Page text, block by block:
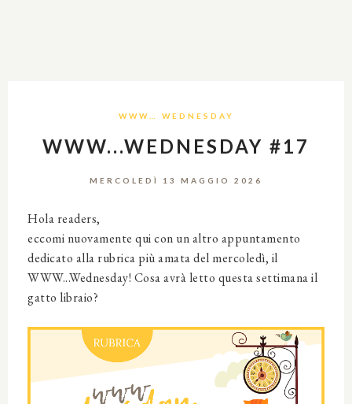
WWW… WEDNESDAY
WWW...WEDNESDAY #17
MERCOLEDÌ 13 MAGGIO 2026
Hola readers,
eccomi nuovamente qui con un altro appuntamento
dedicato alla rubrica più amata del mercoledì, il
WWW...Wednesday! Cosa avrà letto questa settimana il
gatto libraio?